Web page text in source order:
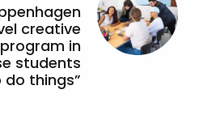
creative
in
students
things”